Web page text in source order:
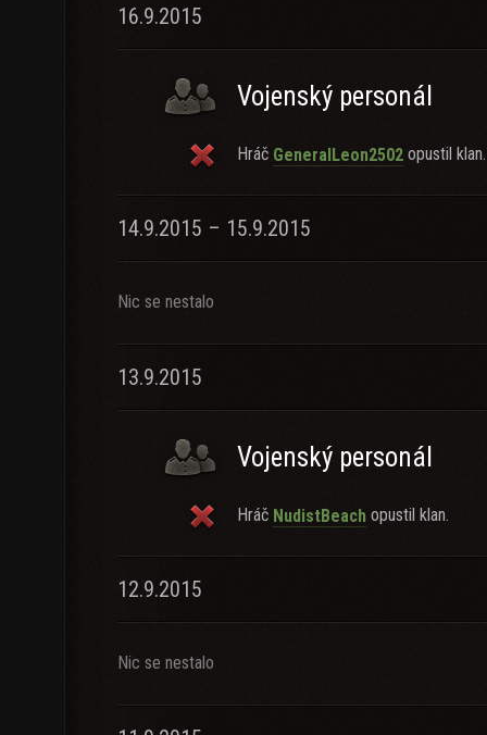
16.9.2015
Vojenský personál
Hráč GeneralLeon2502 opustil klan.
14.9.2015 – 15.9.2015
Nic se nestalo
13.9.2015
Vojenský personál
Hráč NudistBeach opustil klan.
12.9.2015
Nic se nestalo